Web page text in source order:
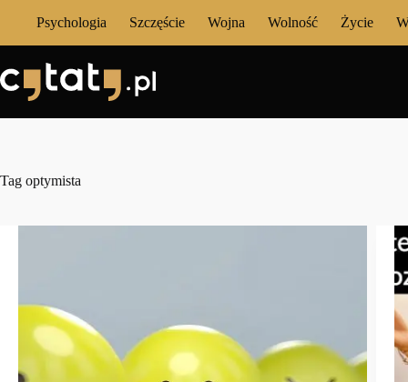
Psychologia Szczęście Wojna Wolność Życie
Tag optymista